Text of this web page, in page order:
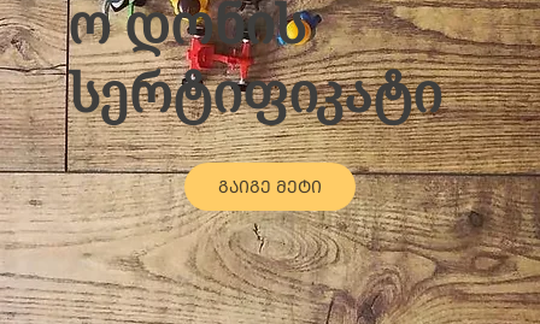
ო დონის
სერტიფიკატი
ᲒᲐᲘᲒᲔ ᲛᲔᲢᲘ